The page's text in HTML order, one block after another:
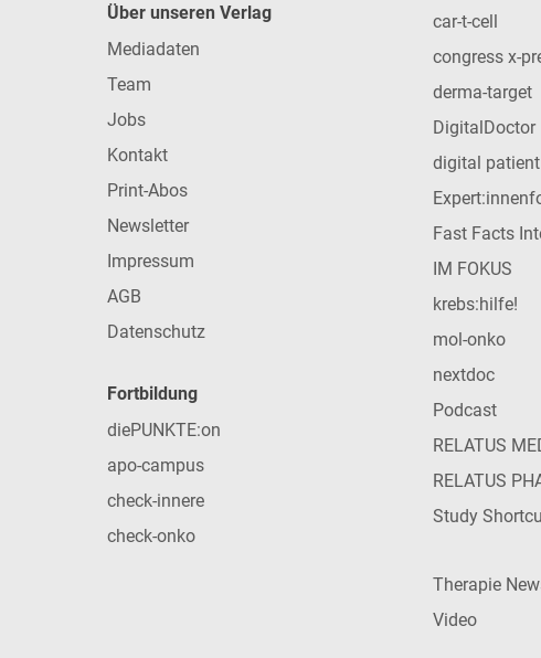
Über unseren Verlag
Mediadaten
Team
Jobs
Kontakt
Print-Abos
Newsletter
Impressum
AGB
Datenschutz
Fortbildung
diePUNKTE:on
apo-campus
check-innere
check-onko
car-t-cell
congress x-
derma-target
DigitalDoctor
digital
Fast Facts
IM FOKUS
krebs:hilfe!
mol-onko
nextdoc
Podcast
RELATUS
RELATUS
Study
Therapie
Video